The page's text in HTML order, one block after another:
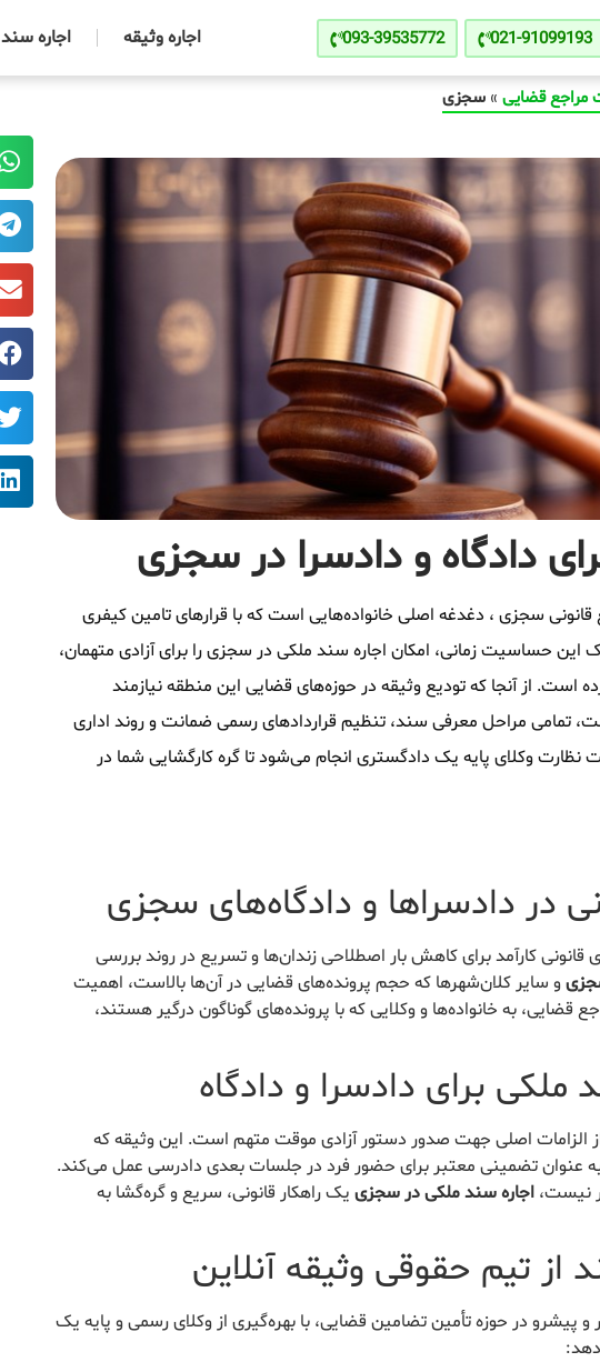
021-91099193
093-39535772 اجاره وثیقه اجاره سند
مراجع قضایی » سجزی
دادگاه و دادسرا در سجزی
سجزی ، دغدغه اصلی خانواده‌هایی است که با قرارهای تامین کیفری
این حساسیت زمانی، امکان اجاره سند ملکی در سجزی را برای آزادی متهمان،
است. از آنجا که تودیع وثیقه در حوزه‌های قضایی این منطقه نیازمند
تمامی مراحل معرفی سند، تنظیم قراردادهای رسمی ضمانت و روند اداری
نظارت وکلای پایه یک دادگستری انجام می‌شود تا گره کارگشایی شما در
در دادسراها و دادگاه‌های سجزی
قانونی کارآمد برای کاهش بار اصطلاحی زندان‌ها و تسریع در روند بررسی
و سایر کلان‌شهرها که حجم پرونده‌های قضایی در آن‌ها بالاست، اهمیت
قضایی، به خانواده‌ها و وکلایی که با پرونده‌های گوناگون درگیر هستند،
برای دادسرا و دادگاه
از الزامات اصلی جهت صدور دستور آزادی موقت متهم است. این وثیقه که
تضمینی معتبر برای حضور فرد در جلسات بعدی دادرسی عمل می‌کند.
نیست، اجاره سند ملکی در سجزی یک راهکار قانونی، سریع و گره‌گشا به
تیم حقوقی وثیقه آنلاین
و پیشرو در حوزه تأمین تضامین قضایی، با بهره‌گیری از وکلای رسمی و پایه یک